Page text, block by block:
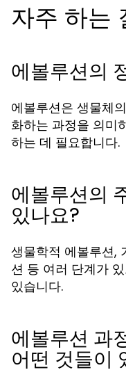
자주 하는
에볼루션의
에볼루션은 생물체
화하는 과정을 의미
하는 데 필요합니다.
에볼루션의
있나요?
생물학적 에볼루션,
션 등 여러 단계가
있습니다.
에볼루션 과
어떤 것들이